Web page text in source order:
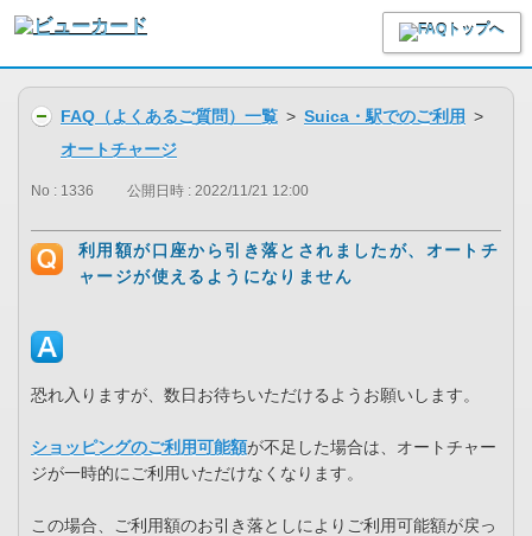
FAQ（よくあるご質問）一覧 > Suica・駅でのご利用 >
オートチャージ
No : 1336 公開日時 : 2022/11/21 12:00
利用額が口座から引き落とされましたが、オートチ
ャージが使えるようになりません
恐れ入りますが、数日お待ちいただけるようお願いします。
ショッピングのご利用可能額が不足した場合は、オートチャー
ジが一時的にご利用いただけなくなります。
この場合、ご利用額のお引き落としによりご利用可能額が戻っ